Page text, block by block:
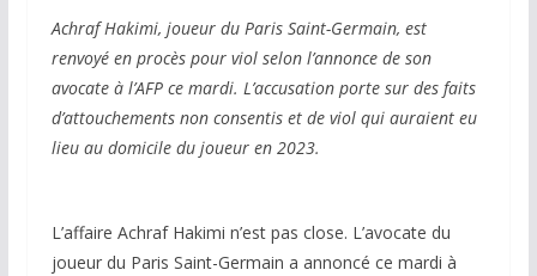
Achraf Hakimi, joueur du Paris Saint-Germain, est
renvoyé en procès pour viol selon l’annonce de son
avocate à l’AFP ce mardi. L’accusation porte sur des faits
d’attouchements non consentis et de viol qui auraient eu
lieu au domicile du joueur en 2023.
L’affaire Achraf Hakimi n’est pas close. L’avocate du
joueur du Paris Saint-Germain a annoncé ce mardi à